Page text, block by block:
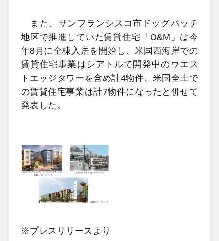
また、サンフランシスコ市ドッグパッチ
地区で推進していた賃貸住宅「O&M」は今
年8月に全棟入居を開始し、米国西海岸での
賃貸住宅事業はシアトルで開発中のウエス
トエッジタワーを含め計4物件、米国全土で
の賃貸住宅事業は計7物件になったと併せて
発表した。
※プレスリリースより